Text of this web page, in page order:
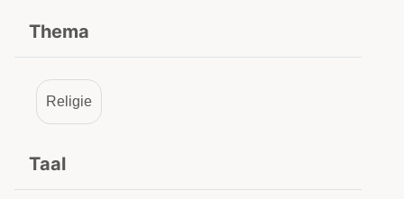
Thema
Religie
Taal